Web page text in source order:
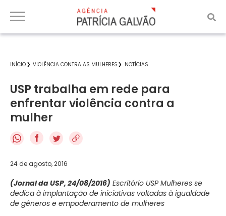
INÍCIO VIOLÊNCIA CONTRA AS MULHERES NOTÍCIAS
USP trabalha em rede para
enfrentar violência contra a
mulher
f
24 de agosto, 2016
(Jornal da USP, 24/08/2016) Escritório USP Mulheres se
dedica à implantação de iniciativas voltadas à igualdade
de gêneros e empoderamento de mulheres